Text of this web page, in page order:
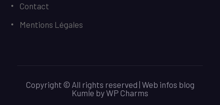
Contact
Mentions Légales
Copyright © All rights reserved | Web infos blog
Kumle byWP Charms